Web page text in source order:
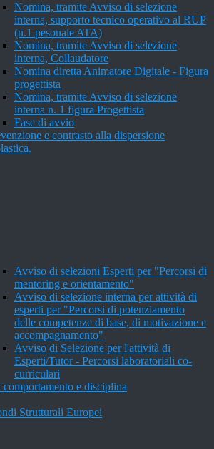
Nomina, tramite Avviso di selezione
interna, supporto tecnico operativo al RUP
(n.1 pesonale ATA)
Nomina, tramite Avviso di selezione
interna, Collaudatore
Nomina diretta Animatore Digitale - Figura
progettista
Nomina, tramite Avviso di selezione
interna n. 1 figura Progettista
Fase di avvio
e contrasto alla dispersione
Avviso di selezioni Esperti per "Percorsi di
mentoring e orientamento"
Avviso di selezione interna per attività di
esperti per "Percorsi di potenziamento
delle competenze di base, di motivazione e
accompagnamento"
Avviso di Selezione per l'attività di
Esperti/Tutor - Percorsi laboratoriali co-
curriculari
e disciplina
Strutturali Europei